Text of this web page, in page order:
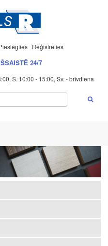
Reģistrēties
24/7
S. 10:00 - 15:00, Sv. - brīvdiena